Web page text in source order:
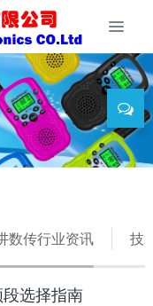
数传行业资讯 技
段选择指南